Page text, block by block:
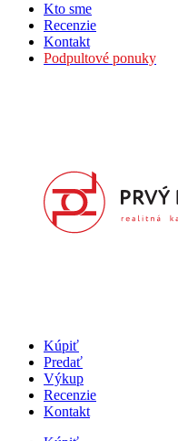
Kto sme
Recenzie
Kontakt
Podpultové ponuky
Kúpiť
Predať
Výkup
Recenzie
Kontakt